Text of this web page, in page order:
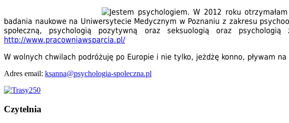
Jestem psychologiem. W 2012 roku
badania naukowe na Uniwersytecie Medycznym w Poznaniu z zakresu
społeczną, psychologią pozytywną oraz seksuologią oraz
http://www.pracowniawsparcia.pl/
W wolnych chwilach podróżuję po Europie i nie tylko, jeżdżę konno, pływam
Adres email: ksanna@psychologia-spoleczna.pl
Czytelnia